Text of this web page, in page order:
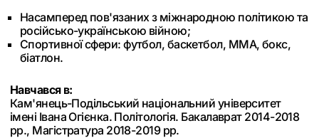
Насамперед пов'язаних з міжнародною політикою та
російсько-українською війною;
Спортивної сфери: футбол, баскетбол, ММА, бокс,
біатлон.
Навчався в:
Кам'янець-Подільський національний університет
імені Івана Огієнка. Політологія. Бакалаврат 2014-2018
рр., Магістратура 2018-2019 рр.